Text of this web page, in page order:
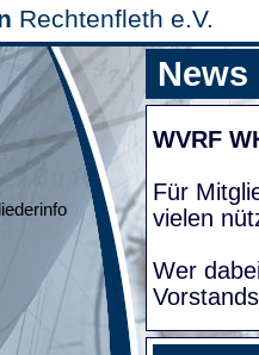
Rechtenfleth e.V.
News
WVRF
Für
vielen
Wer